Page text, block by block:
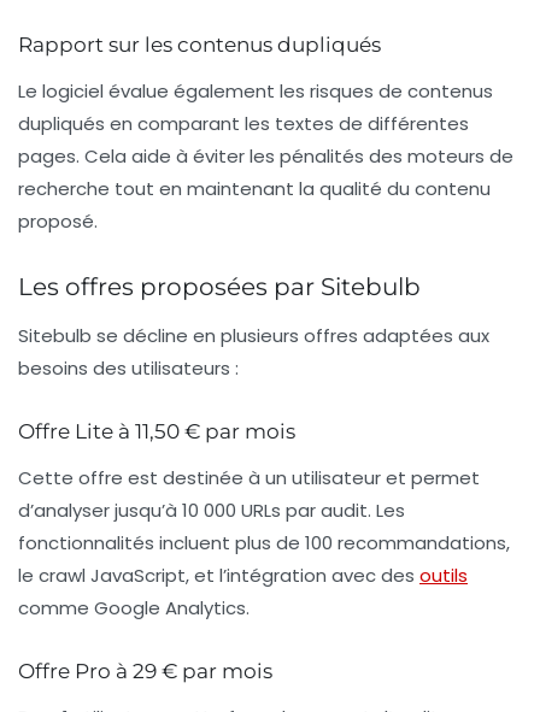
Rapport sur les contenus dupliqués
Le logiciel évalue également les risques de contenus
dupliqués en comparant les textes de différentes
pages. Cela aide à éviter les pénalités des moteurs de
recherche tout en maintenant la qualité du contenu
proposé.
Les offres proposées par Sitebulb
Sitebulb se décline en plusieurs offres adaptées aux
besoins des utilisateurs :
Offre Lite à 11,50 € par mois
Cette offre est destinée à un utilisateuret permet
d’analyser jusqu’à 10 000 URLs par audit. Les
fonctionnalités incluent plus de 100 recommandations,
le crawl JavaScript, et l’intégration avec des outils
comme Google Analytics.
Offre Pro à 29 € par mois